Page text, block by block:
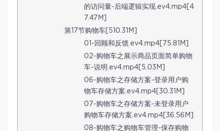
的访问量-后端逻辑实现.ev4.mp4[4
7.47M]
第17节购物车[510.31M]
01-回顾和反馈.ev4.mp4[75.81M]
02-购物车之展示商品页面简单购物
车-说明.ev4.mp4[5.03M]
06-购物车之存储方案-登录用户购
物车存储方案.ev4.mp4[30.31M]
07-购物车之存储方案-未登录用户
购物车存储方案.ev4.mp4[36.56M]
08-购物车之购物车管理-保存购物